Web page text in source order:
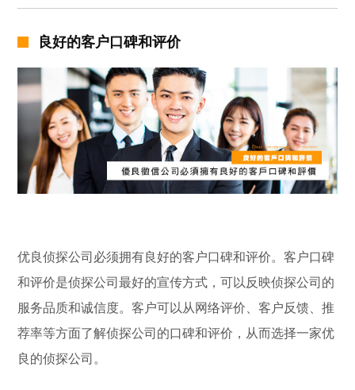
良好的客户口碑和评价
优良侦探公司必须拥有良好的客户口碑和评价。客户口碑
和评价是侦探公司最好的宣传方式，可以反映侦探公司的
服务品质和诚信度。客户可以从网络评价、客户反馈、推
荐率等方面了解侦探公司的口碑和评价，从而选择一家优
良的侦探公司。